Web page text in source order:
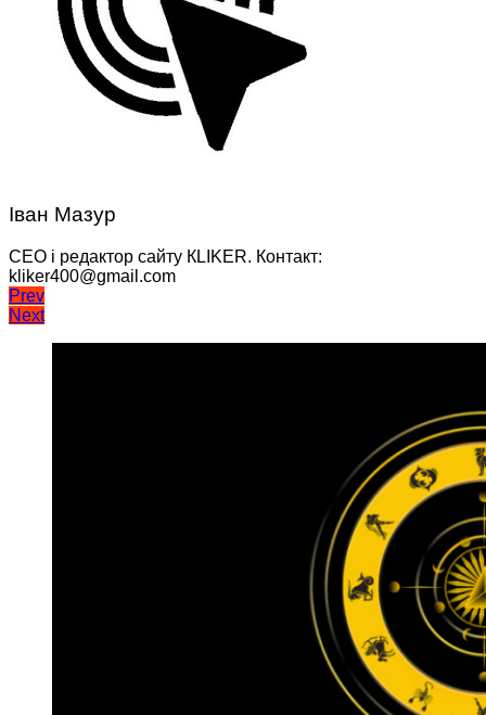
Іван Мазур
CEO і редактор сайту КLIKER. Контакт:
kliker400@gmail.com
Навігація
записів
Prev
Next